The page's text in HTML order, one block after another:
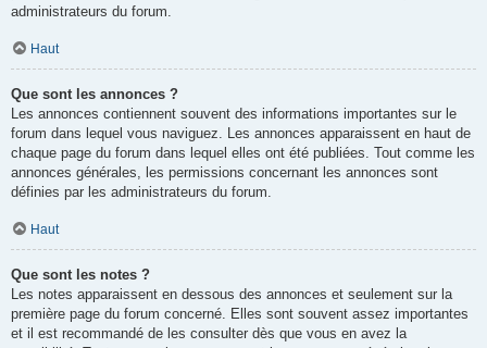
administrateurs du forum.
Haut
Que sont les annonces ?
Les annonces contiennent souvent des informations importantes sur le
forum dans lequel vous naviguez. Les annonces apparaissent en haut de
chaque page du forum dans lequel elles ont été publiées. Tout comme les
annonces générales, les permissions concernant les annonces sont
définies par les administrateurs du forum.
Haut
Que sont les notes ?
Les notes apparaissent en dessous des annonces et seulement sur la
première page du forum concerné. Elles sont souvent assez importantes
et il est recommandé de les consulter dès que vous en avez la